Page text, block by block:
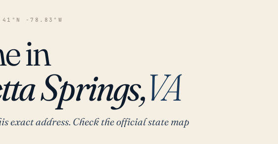
-78.83°W
in
Springs,VA
exact address. Check the official state map